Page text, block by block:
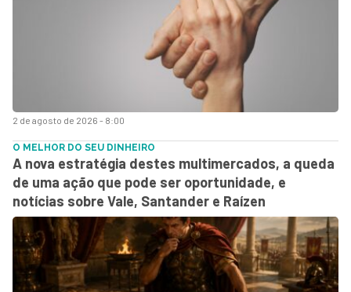
2 de agosto de 2026 - 8:00
O MELHOR DO SEU DINHEIRO
A nova estratégia destes multimercados, a queda
de uma ação que pode ser oportunidade, e
notícias sobre Vale, Santander e Raízen